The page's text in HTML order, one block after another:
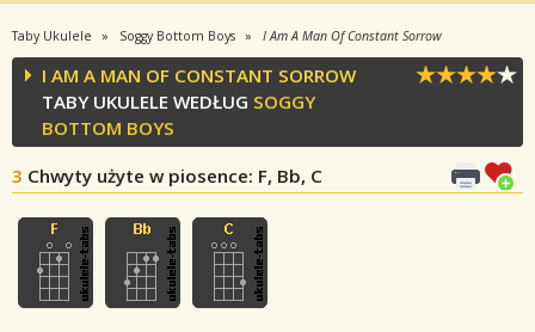
Taby Ukulele Soggy Bottom Boys I Am A Man Of Constant Sorrow
I AM A MAN OF CONSTANT SORROW
TABY UKULELE WEDŁUG SOGGY
BOTTOM BOYS
3 Chwyty użyte w piosence: F, Bb, C